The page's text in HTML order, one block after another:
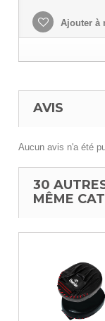
Ajouter à
AVIS
Aucun avis n'a été
30
MÊME